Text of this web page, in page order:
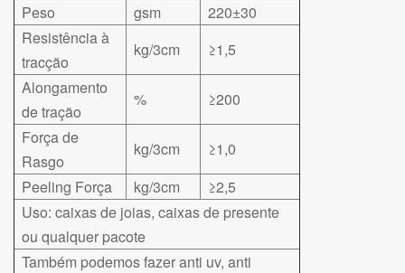
Peso
gsm
220±30
Resistência à
tracção
kg/3cm
≥1,5
Alongamento
de tração
%
≥200
Força de
Rasgo
kg/3cm
≥1,0
Peeling Força
kg/3cm
≥2,5
Uso: caixas de joias, caixas de presente
ou qualquer pacote
Também podemos fazer anti uv, anti